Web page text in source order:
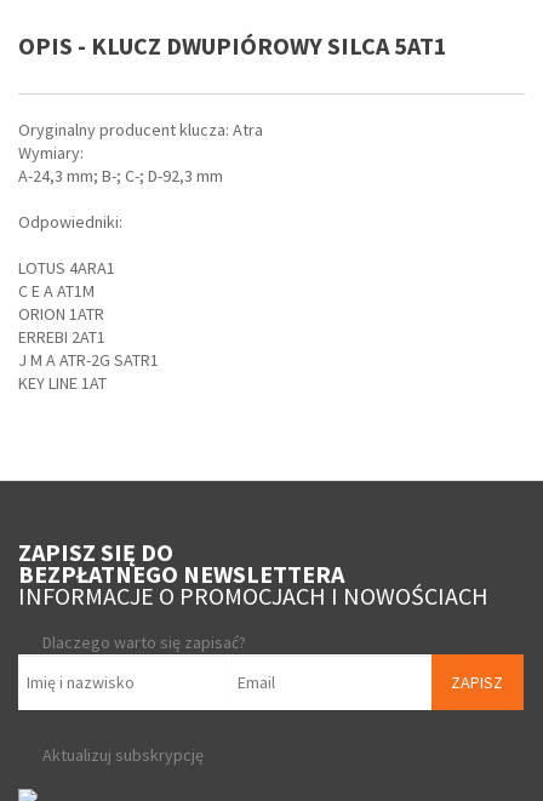
OPIS - KLUCZ DWUPIÓROWY SILCA 5AT1
Oryginalny producent klucza: Atra
Wymiary:
A-24,3 mm; B-; C-; D-92,3 mm
Odpowiedniki:
LOTUS 4ARA1
C E A AT1M
ORION 1ATR
ERREBI 2AT1
J M A ATR-2G SATR1
KEY LINE 1AT
ZAPISZ SIĘ DO
BEZPŁATNEGO NEWSLETTERA
INFORMACJE O PROMOCJACH I NOWOŚCIACH
Dlaczego warto się zapisać?
ZAPISZ
Aktualizuj subskrypcję